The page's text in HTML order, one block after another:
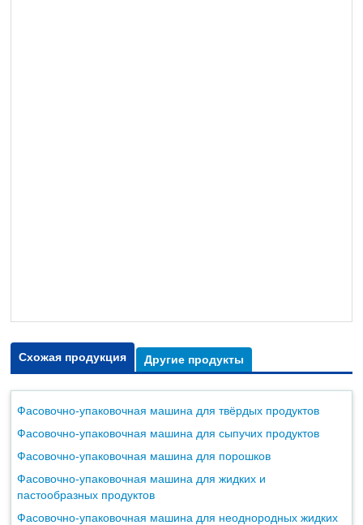
Схожая продукция Другие продукты
Фасовочно-упаковочная машина для твёрдых продуктов
Фасовочно-упаковочная машина для сыпучих продуктов
Фасовочно-упаковочная машина для порошков
Фасовочно-упаковочная машина для жидких и
пастообразных продуктов
Фасовочно-упаковочная машина для неоднородных жидких